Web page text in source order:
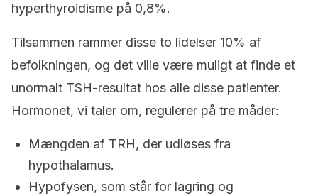
hyperthyroidisme på 0,8%.
Tilsammen rammer disse to lidelser 10% af
befolkningen, og det ville være muligt at finde et
unormalt TSH-resultat hos alle disse patienter.
Hormonet, vi taler om, regulerer på tre måder:
Mængden af TRH, der udløses fra
hypothalamus.
Hypofysen, som står for lagring og